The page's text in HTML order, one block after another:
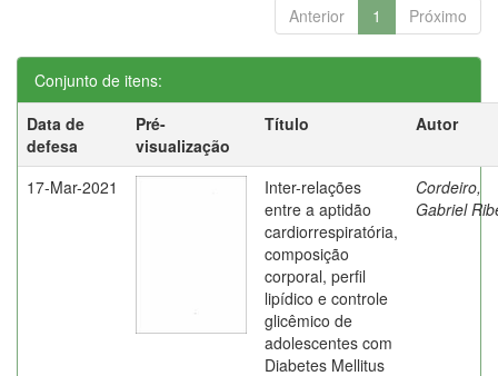
Anterior 1 Próximo
Conjunto de itens:
Data de
defesa
Pré-
visualização
Título Autor
17-Mar-2021
Inter-relações
entre a aptidão
cardiorrespiratória,
composição
corporal, perfil
lipídico e controle
glicêmico de
adolescentes com
Diabetes Mellitus
Cordeiro,
Gabriel